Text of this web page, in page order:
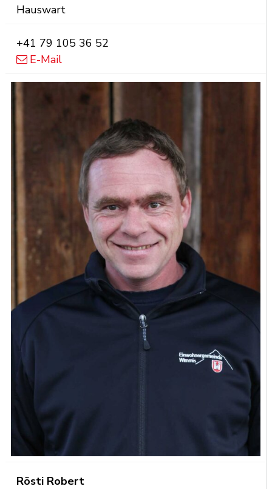
Hauswart
Mobil
+41 79 105 36 52
E-Mail
RöstiRobertFunktion